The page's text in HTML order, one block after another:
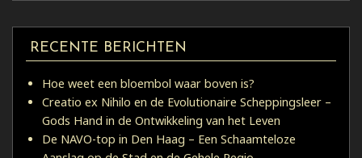
RECENTE BERICHTEN
Hoe weet een bloembol waar boven is?
Creatio ex Nihilo en de Evolutionaire Scheppingsleer –
Gods Hand in de Ontwikkeling van het Leven
De NAVO-top in Den Haag – Een Schaamteloze